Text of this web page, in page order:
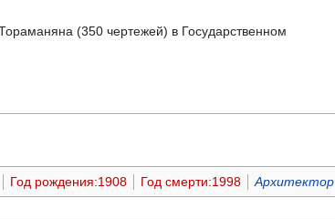
(350 чертежей) в Государственном
Год рождения:1908 Год смерти:1998 Архитектор